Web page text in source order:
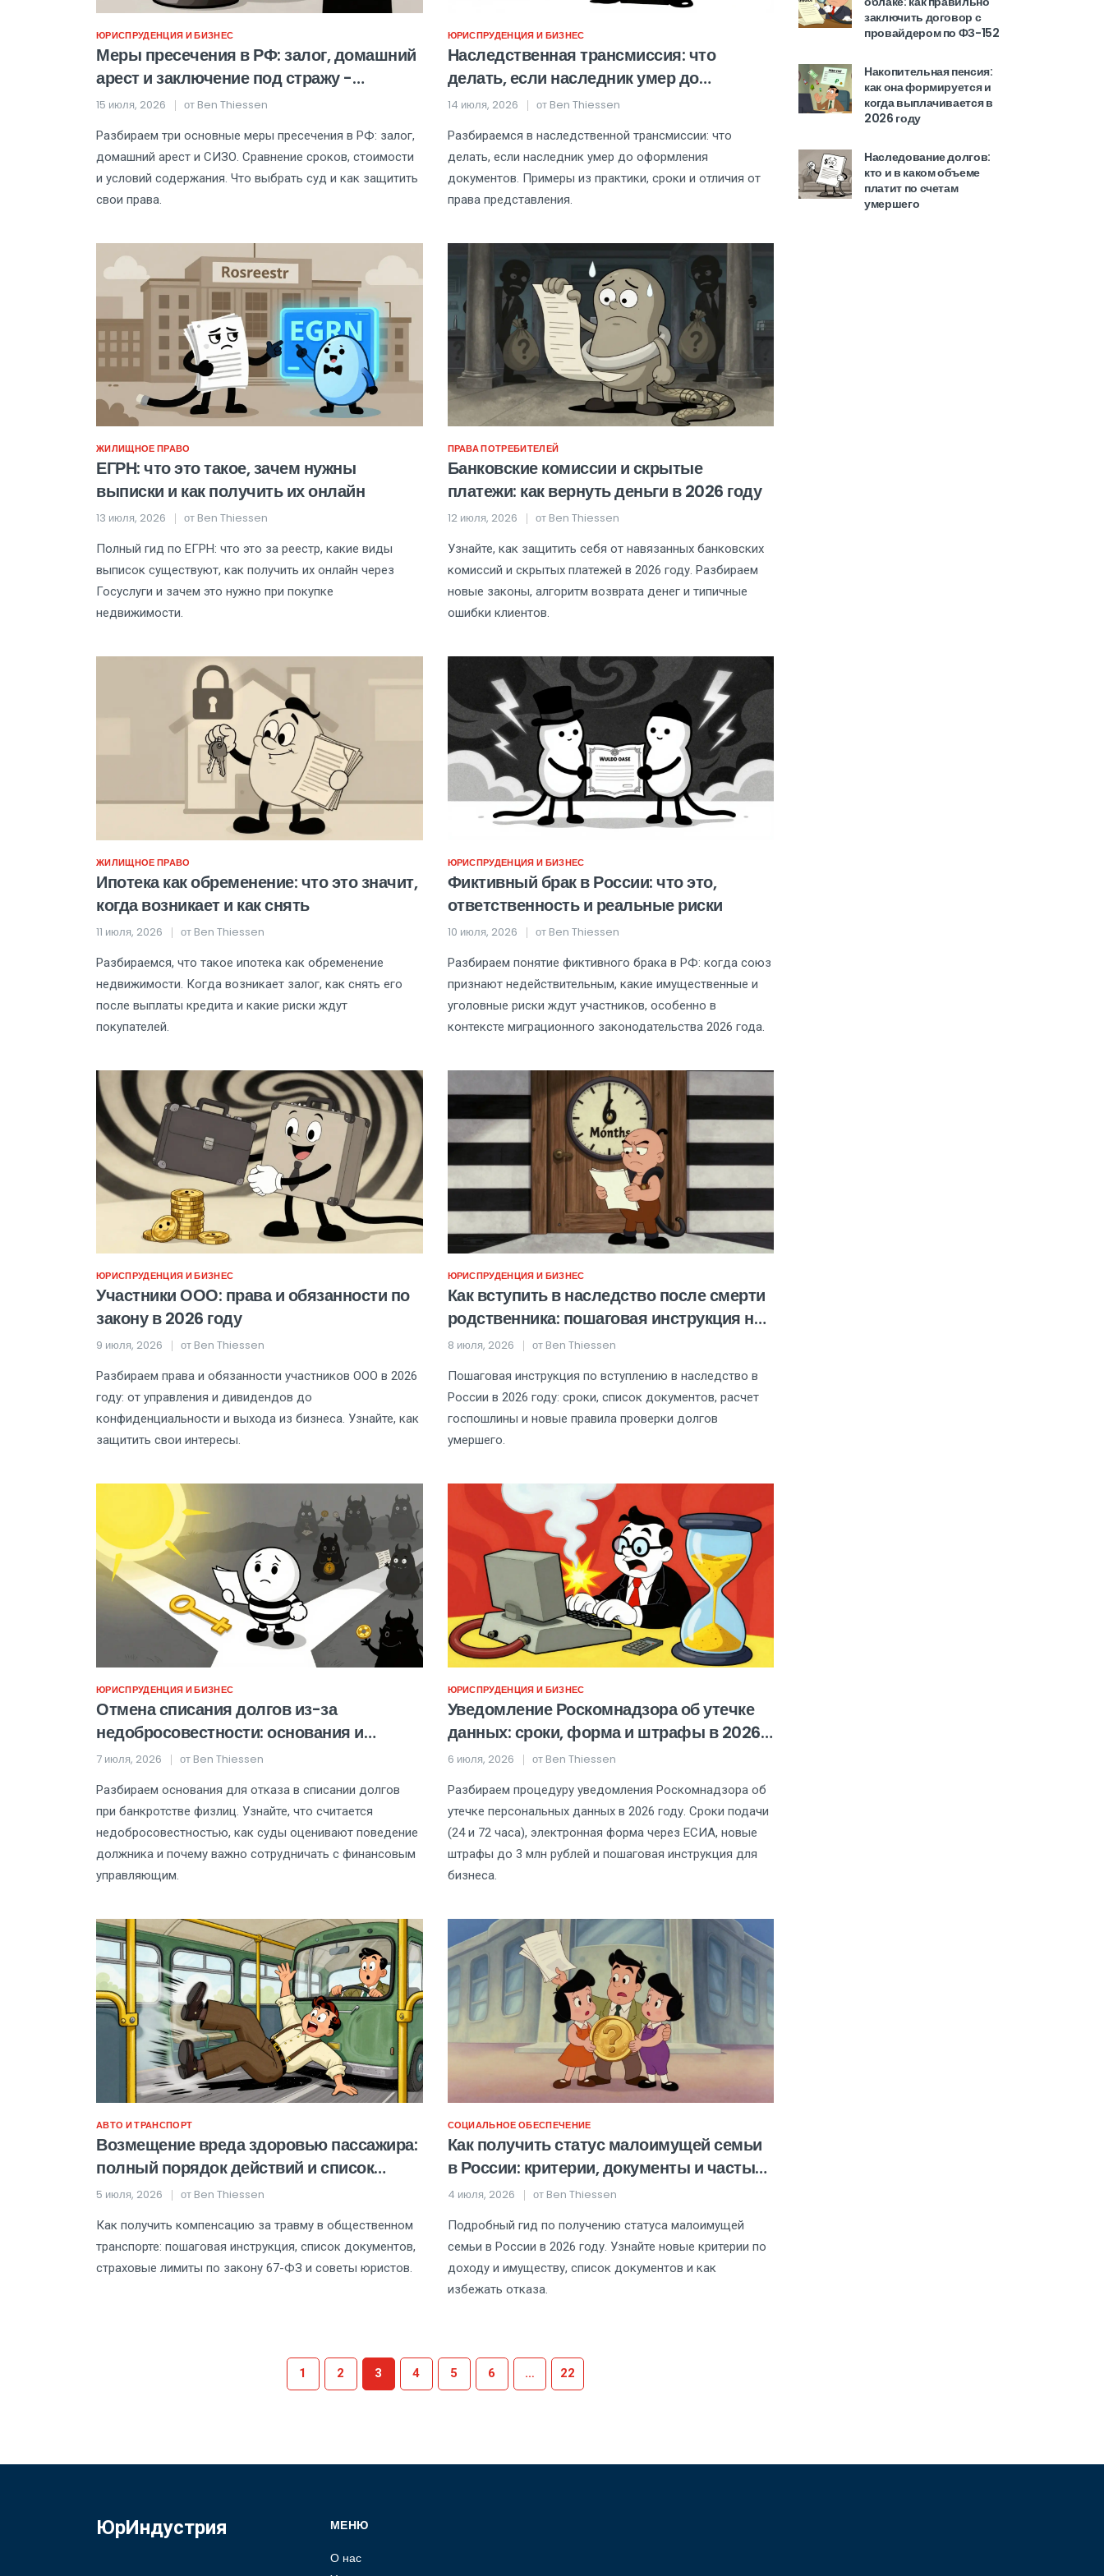
ЮРИСПРУДЕНЦИЯ И БИЗНЕС
Меры пресечения в РФ: залог, домашний
арест и заключение под стражу -
сравнение, сроки и практика
15 июля, 2026 от Ben Thiessen
Разбираем три основные меры пресечения в РФ: залог,
домашний арест и СИЗО. Сравнение сроков, стоимости
и условий содержания. Что выбрать суд и как защитить
свои права.
ЮРИСПРУДЕНЦИЯ И БИЗНЕС
Наследственная трансмиссия: что
делать, если наследник умер до
оформления документов
14 июля, 2026 от Ben Thiessen
Разбираемся в наследственной трансмиссии: что
делать, если наследник умер до оформления
документов. Примеры из практики, сроки и отличия от
права представления.
ЖИЛИЩНОЕ ПРАВО
ЕГРН: что это такое, зачем нужны
выписки и как получить их онлайн
13 июля, 2026 от Ben Thiessen
Полный гид по ЕГРН: что это за реестр, какие виды
выписок существуют, как получить их онлайн через
Госуслуги и зачем это нужно при покупке
недвижимости.
ПРАВА ПОТРЕБИТЕЛЕЙ
Банковские комиссии и скрытые
платежи: как вернуть деньги в 2026 году
12 июля, 2026 от Ben Thiessen
Узнайте, как защитить себя от навязанных банковских
комиссий и скрытых платежей в 2026 году. Разбираем
новые законы, алгоритм возврата денег и типичные
ошибки клиентов.
ЖИЛИЩНОЕ ПРАВО
Ипотека как обременение: что это значит,
когда возникает и как снять
11 июля, 2026 от Ben Thiessen
Разбираемся, что такое ипотека как обременение
недвижимости. Когда возникает залог, как снять его
после выплаты кредита и какие риски ждут
покупателей.
ЮРИСПРУДЕНЦИЯ И БИЗНЕС
Фиктивный брак в России: что это,
ответственность и реальные риски
10 июля, 2026 от Ben Thiessen
Разбираем понятие фиктивного брака в РФ: когда союз
признают недействительным, какие имущественные и
уголовные риски ждут участников, особенно в
контексте миграционного законодательства 2026 года.
ЮРИСПРУДЕНЦИЯ И БИЗНЕС
Участники ООО: права и обязанности по
закону в 2026 году
9 июля, 2026 от Ben Thiessen
Разбираем права и обязанности участников ООО в 2026
году: от управления и дивидендов до
конфиденциальности и выхода из бизнеса. Узнайте, как
защитить свои интересы.
ЮРИСПРУДЕНЦИЯ И БИЗНЕС
Как вступить в наследство после смерти
родственника: пошаговая инструкция на
2026 год
8 июля, 2026 от Ben Thiessen
Пошаговая инструкция по вступлению в наследство в
России в 2026 году: сроки, список документов, расчет
госпошлины и новые правила проверки долгов
умершего.
ЮРИСПРУДЕНЦИЯ И БИЗНЕС
Отмена списания долгов из-за
недобросовестности: основания и
практика
7 июля, 2026 от Ben Thiessen
Разбираем основания для отказа в списании долгов
при банкротстве физлиц. Узнайте, что считается
недобросовестностью, как суды оценивают поведение
должника и почему важно сотрудничать с финансовым
управляющим.
ЮРИСПРУДЕНЦИЯ И БИЗНЕС
Уведомление Роскомнадзора об утечке
данных: сроки, форма и штрафы в 2026
году
6 июля, 2026 от Ben Thiessen
Разбираем процедуру уведомления Роскомнадзора об
утечке персональных данных в 2026 году. Сроки подачи
(24 и 72 часа), электронная форма через ЕСИА, новые
штрафы до 3 млн рублей и пошаговая инструкция для
бизнеса.
АВТО И ТРАНСПОРТ
Возмещение вреда здоровью пассажира:
полный порядок действий и список
документов
5 июля, 2026 от Ben Thiessen
Как получить компенсацию за травму в общественном
транспорте: пошаговая инструкция, список документов,
страховые лимиты по закону 67-ФЗ и советы юристов.
СОЦИАЛЬНОЕ ОБЕСПЕЧЕНИЕ
Как получить статус малоимущей семьи
в России: критерии, документы и частые
ошибки
4 июля, 2026 от Ben Thiessen
Подробный гид по получению статуса малоимущей
семьи в России в 2026 году. Узнайте новые критерии по
доходу и имуществу, список документов и как
избежать отказа.
1 2 3 4 5 6 … 22
заключить договор с
провайдером по ФЗ-152
Накопительная пенсия:
как она формируется и
когда выплачивается в
2026 году
Наследование долгов:
кто и в каком объеме
платит по счетам
умершего
ЮрИндустрия
МЕНЮ
О нас